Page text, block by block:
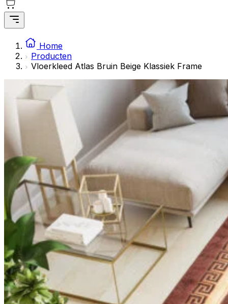
Home
Producten
Vloerkleed Atlas Bruin Beige Klassiek Frame
interessant zijn voor de individuele gebruiker en
Niet-geclassificeerde cookies zijn cookies die in het